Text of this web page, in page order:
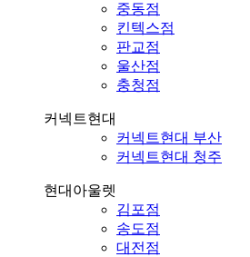
중동점
킨텍스점
판교점
울산점
충청점
커넥트현대
커넥트현대 부산
커넥트현대 청주
현대아울렛
김포점
송도점
대전점